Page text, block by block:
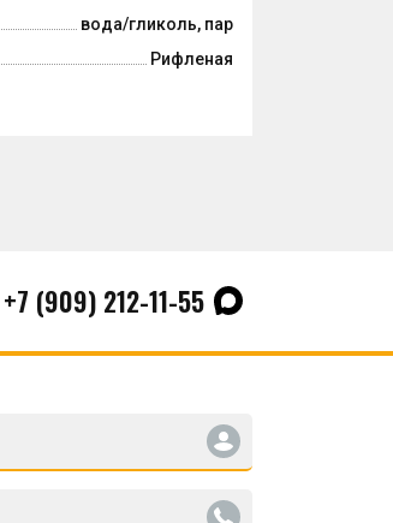
вода/гликоль, пар
Рифленая
+7 (909) 212-11-55